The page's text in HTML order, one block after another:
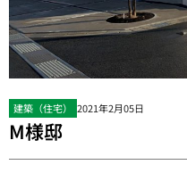
建築（住宅） 2021年2月05日
M様邸